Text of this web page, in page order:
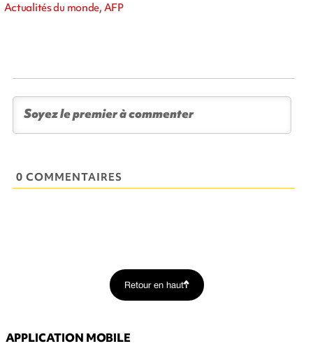
Actualités du monde, AFP
0 COMMENTAIRES
Retour en haut
APPLICATION MOBILE